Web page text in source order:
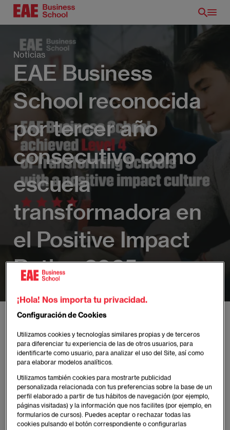
Pasar
principal
Noticias
EAE Business
School reconocida
por tercer año
consecutivo como
escuela
transformadora en
el Positive Impact
Rating 2025
EAE Business School reconocida por tercer año consecutivo como
Publicado: 12/06/2025
Sala de prensa
¡Hola! Nos importa tu privacidad.
Configuración de Cookies
Utilizamos cookies y tecnologías similares propias y de terceros
para diferenciar tu experiencia de las de otros usuarios, para
identificarte como usuario, para analizar el uso del Site, así como
para elaborar modelos analíticos.
Utilizamos también cookies para mostrarte publicidad
personalizada relacionada con tus preferencias sobre la base de un
perfil elaborado a partir de tus hábitos de navegación (por ejemplo,
páginas visitadas) y la información que nos facilites (por ejemplo, en
formularios de cursos). Puedes aceptar o rechazar todas las
cookies pulsando el botón correspondiente o configurarlas